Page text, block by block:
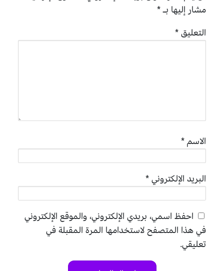
مشار إليها بـ*
التعليق*
الاسم*
البريد الإلكتروني*
احفظ اسمي، بريدي الإلكتروني، والموقع الإلكتروني
في هذا المتصفح لاستخدامها المرة المقبلة في
تعليقي.